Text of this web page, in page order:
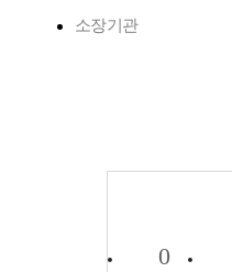
소장기관
0